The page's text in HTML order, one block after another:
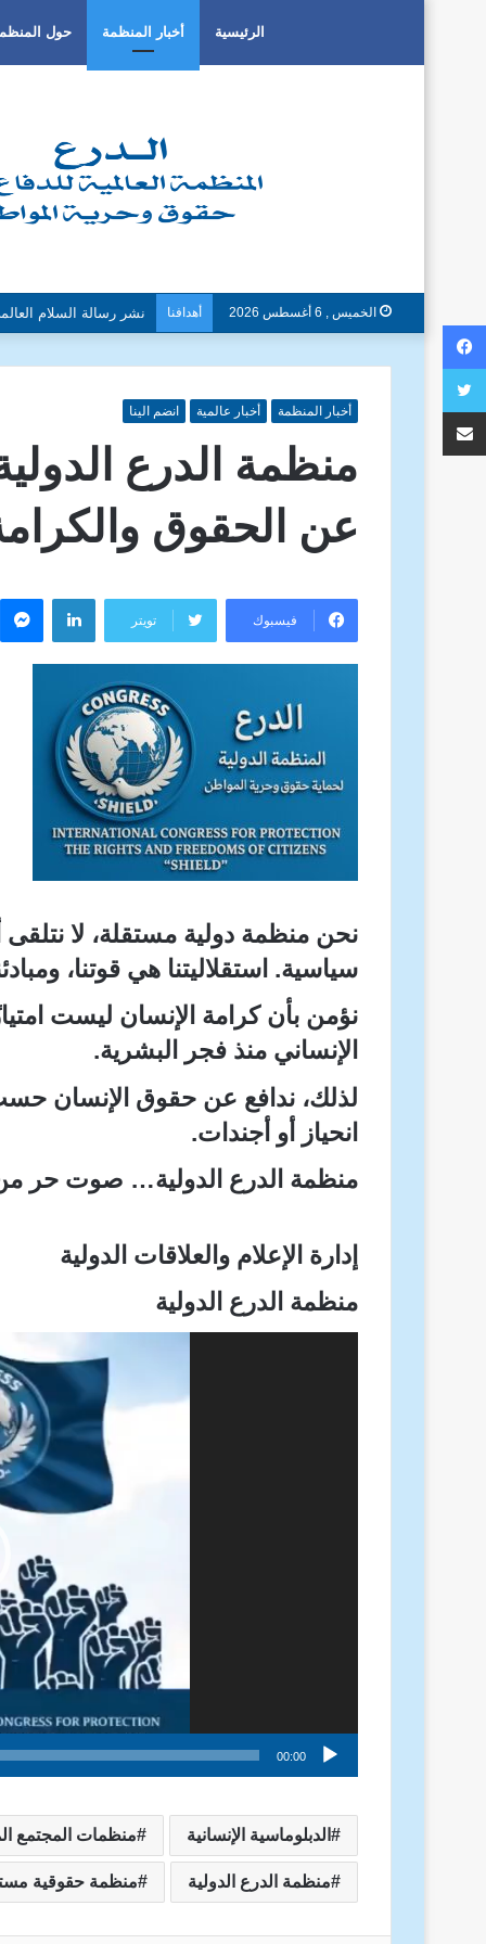
الرئيسية أخبار المنظمة حول
الخميس , 6 أغسطس 2026 أهدافنا دون تمييز بسبب العرق
أخبار المنظمة أخبار عالمية انضم الينا
منظمة الدرع
عن الحقوق
فيسبوك تويتر
لينكدإن
نحن منظمة دولية مستقلة، لا
سياسية. استقلاليتنا هي قوتنا،
نؤمن بأن كرامة الإنسان ليست
الإنساني منذ فجر البشرية.
لذلك، ندافع عن حقوق الإنسان حسب
انحياز أو أجندات.
منظمة الدرع الدولية… صوت حر
إدارة الإعلام والعلاقات الدولية
منظمة الدرع الدولية
00:00
الدبلوماسية الإنسانية منظمات المجتمع
منظمة الدرع الدولية منظمة حقوقية
فيسبوك
تويتر
مشاركة عبر البريد